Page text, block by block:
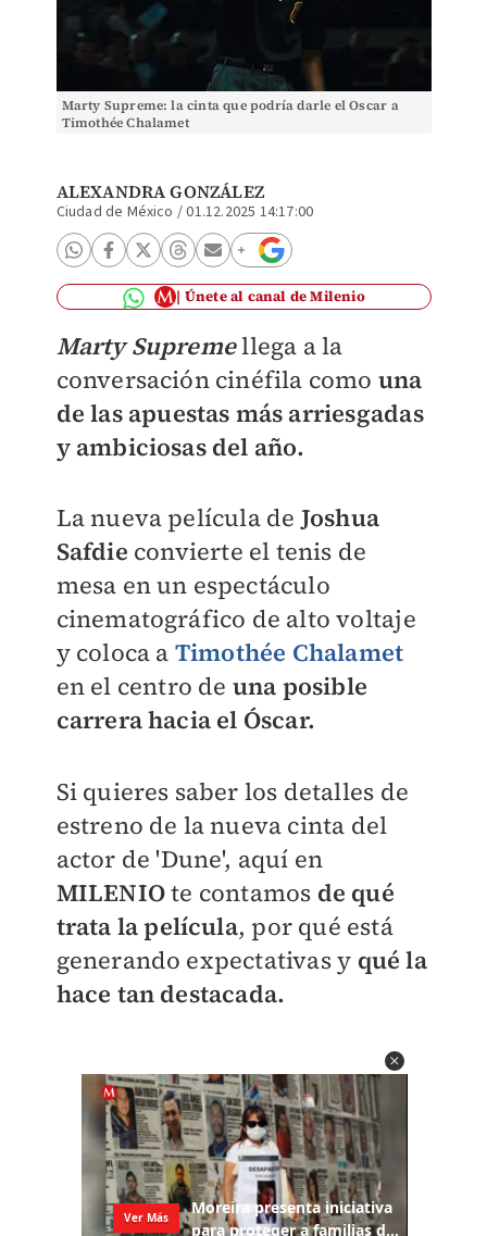
Marty Supreme: la cinta que podría darle el Oscar a
Timothée Chalamet
ALEXANDRA GONZÁLEZ
Ciudad de México /01.12.2025 14:17:00
Únete al canal de Milenio
Marty Supremellega a la
conversación cinéfila como una
de las apuestas más arriesgadas
y ambiciosas del año.
La nueva película de Joshua
Safdie convierte el tenis de
mesa en un espectáculo
cinematográfico de alto voltaje
y coloca a Timothée Chalamet
en el centro de una posible
carrera hacia el Óscar.
Si quieres saber los detalles de
estreno de la nueva cinta del
actor de 'Dune', aquí en
MILENIOte contamos de qué
trata la película, por qué está
generando expectativas y qué la
hace tan destacada.